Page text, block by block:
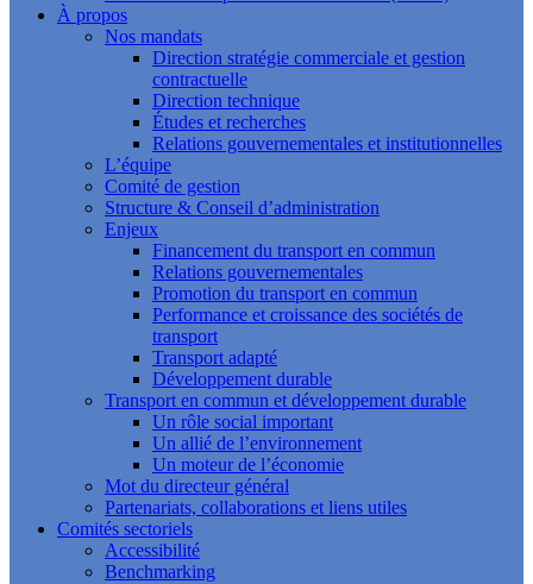
À propos
Nos mandats
Direction stratégie commerciale et gestion
contractuelle
Direction technique
Études et recherches
Relations gouvernementales et institutionnelles
L’équipe
Comité de gestion
Structure & Conseil d’administration
Enjeux
Financement du transport en commun
Relations gouvernementales
Promotion du transport en commun
Performance et croissance des sociétés de
transport
Transport adapté
Développement durable
Transport en commun et développement durable
Un rôle social important
Un allié de l’environnement
Un moteur de l’économie
Mot du directeur général
Partenariats, collaborations et liens utiles
Comités sectoriels
Accessibilité
Benchmarking